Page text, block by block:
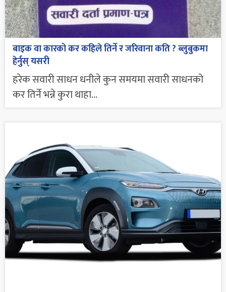
बाइक वा कारको कर कहिले तिर्ने र जरिवाना कति ? ब्लुबुकमा
हेर्नुस् यसरी
हरेक सवारी साधन धनीले कुन समयमा सवारी साधनको
कर तिर्ने भन्ने कुरा थाहा...